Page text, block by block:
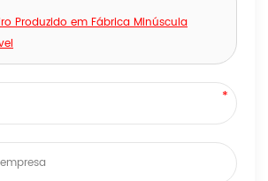
Produzido em Fábrica Minúscula